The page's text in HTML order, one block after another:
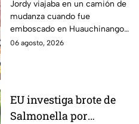
perritas": Asaltan a un
joven, vacían sus
cuentas y le roban a sus
mascotas en
Jordy viajaba en un camión de
mudanza cuando fue
emboscado en Huauchinango,
Puebla, Además de quitarle
06 agosto, 2026
EU investiga brote de
Salmonella por